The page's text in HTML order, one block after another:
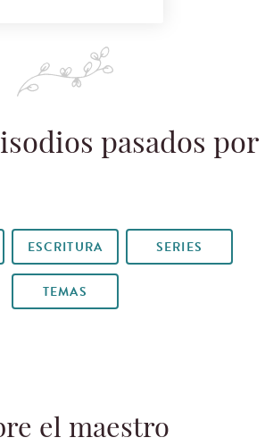
pasados por
ESCRITURA SERIES
TEMAS
el maestro